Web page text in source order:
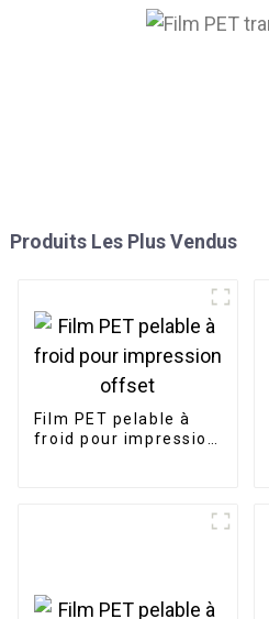
Produits Les Plus Vendus
Film PET pelable à
froid pour impression